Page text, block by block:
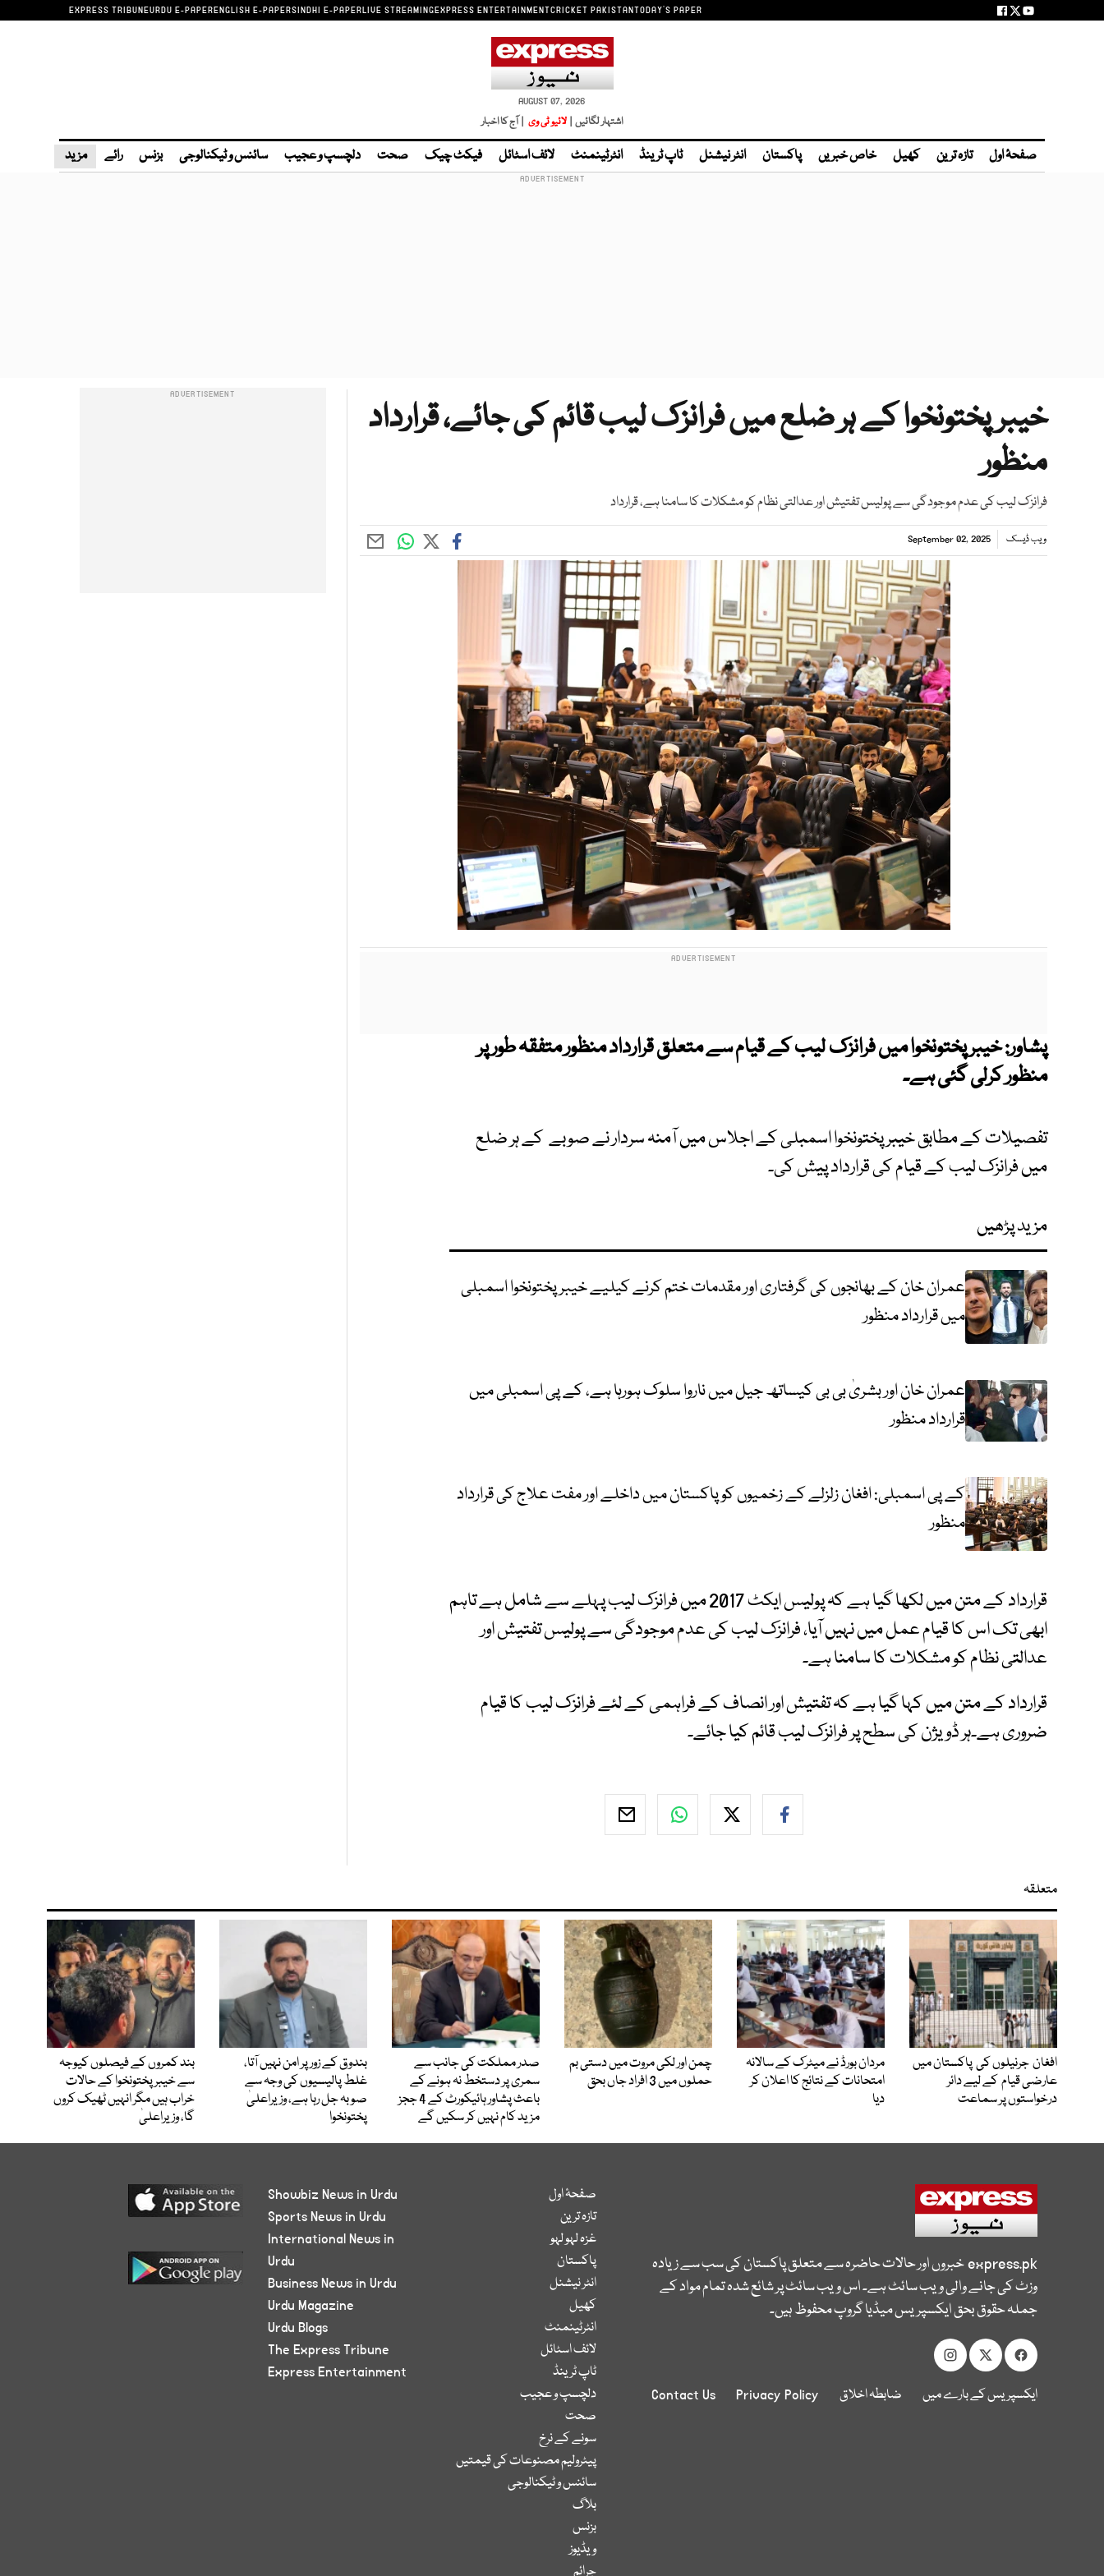
EXPRESS TRIBUNEURDU E-PAPERENGLISH E-PAPERSINDHI E-PAPERLIVE STREAMINGEXPRESS ENTERTAINMENTCRICKET PAKISTANTODAY'S PAPER
AUGUST 07, 2026
اشتہار لگائیں | لائیو ٹی وی | آج کا اخبار
صفحۂ اول تازہ ترین کھیل خاص خبریں پاکستان انٹر نیشنل ٹاپ ٹرینڈ انٹرٹینمنٹ لائف اسٹائل فیکٹ چیک صحت دلچسپ و عجیب سائنس و ٹیکنالوجی بزنس رائے مزید
خیبرپختونخوا کے ہر ضلع میں فرانزک لیب قائم کی جائے، قرارداد
منظور
فرانزک لیب کی عدم موجودگی سے پولیس تفتیش اور عدالتی نظام کو مشکلات کا سامنا ہے، قرارداد
ویب ڈیسک September 02, 2025
پشاور: خیبر پختونخوا میں فرانزک لیب کے قیام سے متعلق قرارداد منظور متفقہ طور پر
منظور کرلی گئی ہے۔
تفصیلات کے مطابق خیبرپختونخوا اسمبلی کے اجلاس میں آمنہ سردار نے صوبے کے ہر ضلع
میں فرانزک لیب کے قیام کی قرارداد پیش کی۔
مزید پڑھیں
عمران خان کے بھانجوں کی گرفتاری اور مقدمات ختم کرنے کیلیے خیبرپختونخوا اسمبلی
میں قرارداد منظور
عمران خان اور بشریٰ بی بی کیساتھ جیل میں ناروا سلوک ہورہا ہے، کے پی اسمبلی میں
قرارداد منظور
کے پی اسمبلی: افغان زلزلے کے زخمیوں کو پاکستان میں داخلے اور مفت علاج کی قرارداد
منظور
قرارداد کے متن میں لکھا گیا ہے کہ پولیس ایکٹ 2017 میں فرانزک لیب پہلے سے شامل ہے تاہم
ابھی تک اس کا قیام عمل میں نہیں آیا، فرانزک لیب کی عدم موجودگی سے پولیس تفتیش اور
عدالتی نظام کو مشکلات کا سامنا ہے۔
قرارداد کے متن میں کہا گیا ہے کہ تفتیش اور انصاف کے فراہمی کے لئے فرانزک لیب کا قیام
ضروری ہے۔ہر ڈویژن کی سطح پر فرانزک لیب قائم کیا جائے۔
متعلقہ
افغان جرنیلوں کی پاکستان میں
عارضی قیام کے لیے دائر
درخواستوں پر سماعت
مردان بورڈ نے میٹرک کے سالانہ
امتحانات کے نتائج کا اعلان کر
دیا
چمن اور لکی مروت میں دستی بم
حملوں میں 3 افراد جاں بحق
صدر مملکت کی جانب سے
سمری پر دستخط نہ ہونے کے
باعث پشاور ہائیکورٹ کے 4 ججز
مزید کام نہیں کر سکیں گے
بندوق کے زور پر امن نہیں آتا،
غلط پالیسیوں کی وجہ سے
صوبہ جل رہا ہے، وزیراعلیٰ
پختونخوا
بند کمروں کے فیصلوں کیوجہ
سے خیبرپختونخوا کے حالات
خراب ہیں مگر انہیں ٹھیک کروں
گا، وزیراعلیٰ
express.pkخبروں اور حالات حاضرہ سے متعلق پاکستان کی سب سے زیادہ
وزٹ کی جانے والی ویب سائٹ ہے۔ اس ویب سائٹ پر شائع شدہ تمام مواد کے
جملہ حقوق بحق ایکسپریس میڈیا گروپ محفوظ ہیں۔
ایکسپریس کے بارے میں ضابطہ اخلاق Privacy Policy
Contact Us
صفحۂ اول
تازہ ترین
غزہ لہو لہو
پاکستان
انٹر نیشنل
کھیل
انٹرٹینمنٹ
لائف اسٹائل
ٹاپ ٹرینڈ
دلچسپ و عجیب
صحت
سونے کے نرخ
پیٹرولیم مصنوعات کی قیمتیں
سائنس و ٹیکنالوجی
بلاگ
بزنس
ویڈیوز
جرائم
Showbiz News in Urdu
Sports News in Urdu
International News in
Urdu
Business News in Urdu
Urdu Magazine
Urdu Blogs
The Express Tribune
Express Entertainment